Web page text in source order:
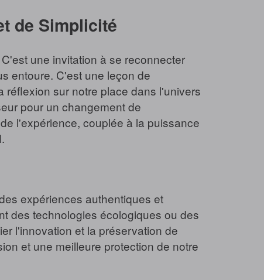
de Simplicité
une invitation à se reconnecter
entoure. C'est une leçon de
réflexion sur notre place dans l'univers
pour un changement de
l'expérience, couplée à la puissance
expériences authentiques et
des technologies écologiques ou des
l'innovation et la préservation de
et une meilleure protection de notre